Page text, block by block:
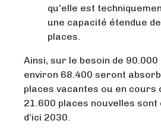
qu’elle est
une capacité étendue
places.
Ainsi, sur le besoin de
environ 68.400 seront
places vacantes ou en cours
21.600 places nouvelles
d’ici 2030.